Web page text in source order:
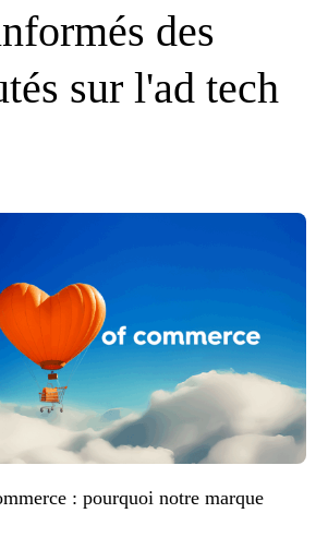
des
sur l'ad tech
: pourquoi notre marque